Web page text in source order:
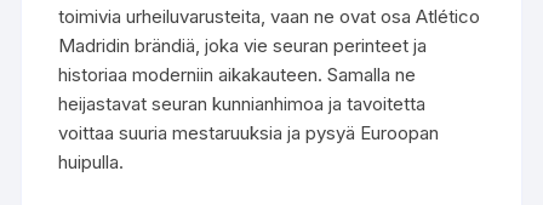
toimivia urheiluvarusteita, vaan ne ovat osa Atlético
Madridin brändiä, joka vie seuran perinteet ja
historiaa moderniin aikakauteen. Samalla ne
heijastavat seuran kunnianhimoa ja tavoitetta
voittaa suuria mestaruuksia ja pysyä Euroopan
huipulla.